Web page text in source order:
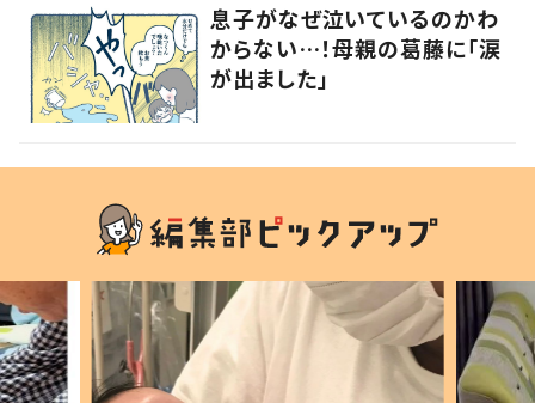
息子がなぜ泣いているのかわ
からない…！母親の葛藤に「涙
が出ました」